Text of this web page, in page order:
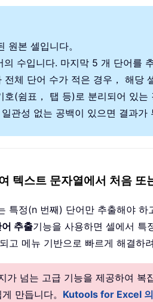
원본 셀입니다。
의 수입니다. 마지막 5 개 단어를
체 단어 수가 적은 경우， 해당
(쉼표， 탭 등)로 분리되어 있는
관성 없는 공백이 있으면 결과가
텍스트 문자열에서 처음 또
특정(n 번째) 단어만 추출해야
추출기능을 사용하면 셀에서 특
고 메뉴 기반으로 빠르게 해결하
가 넘는 고급 기능을 제공하여 복
만듭니다。 Kutools for Excel 의